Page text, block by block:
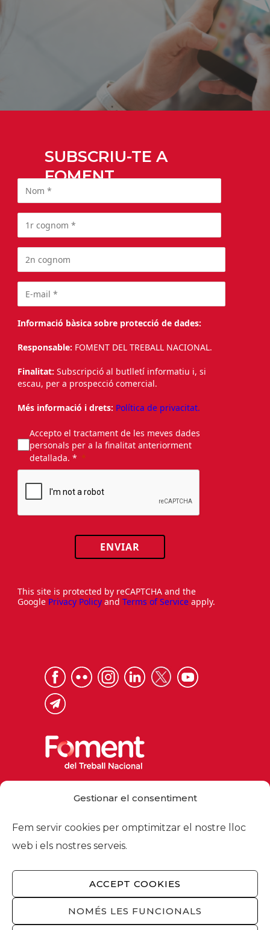
Gestionar el consentiment
Fem servir cookies per omptimitzar el nostre lloc
web i els nostres serveis.
ACCEPT COOKIES
NOMÉS LES FUNCIONALS
SUBSCRIU-TE A
FOMENT
Informació bàsica sobre protecció de dades:
Responsable: FOMENT DEL TREBALL NACIONAL.
Finalitat: Subscripció al butlletí informatiu i, si
escau, per a prospecció comercial.
Més informació i drets: Política de privacitat.
Accepto el tractament de les meves dades
personals per a la finalitat anteriorment
detallada. *
ENVIAR
This site is protected by reCAPTCHA and the
Google Privacy Policy and Terms of Service apply.
foment@foment.com
© 2026 - Foment del Treball Nacional
Nosaltres